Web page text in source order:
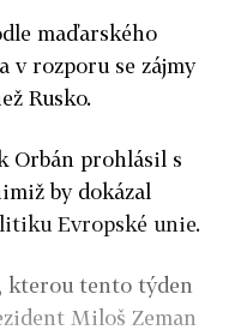
maďarského
v rozporu se zájmy
Rusko.
Orbán prohlásil s
by dokázal
Evropské unie.
kterou tento týden
Miloš Zeman